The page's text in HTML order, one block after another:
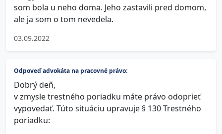
som bola u neho doma. Jeho zastavili pred domom,
ale ja som o tom nevedela.
03.09.2022
Odpoveď advokáta na pracovné právo:
Dobrý deň,
v zmysle trestného poriadku máte právo odoprieť
vypovedať. Túto situáciu upravuje § 130 Trestného
poriadku: